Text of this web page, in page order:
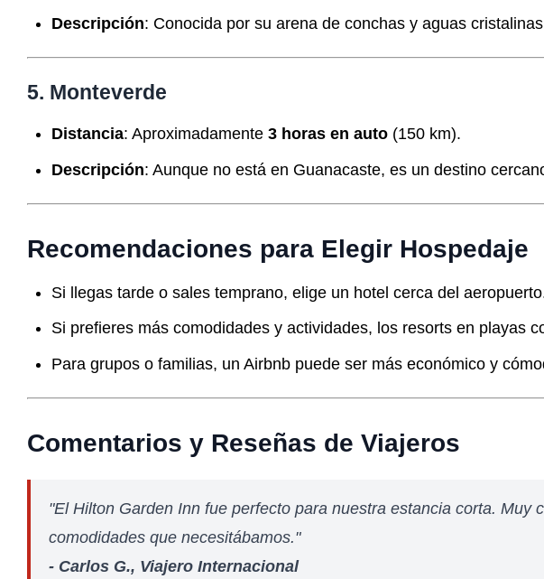
Descripción: Conocida por su arena de conchas y aguas
5. Monteverde
Distancia: Aproximadamente 3 horas en auto (150 km).
Descripción: Aunque no está en Guanacaste, es un destino
Recomendaciones para Elegir Hospedaje
Si llegas tarde o sales temprano, elige un hotel cerca del
Si prefieres más comodidades y actividades, los resorts en playas
Para grupos o familias, un Airbnb puede ser más económico y
Comentarios y Reseñas de Viajeros
"El Hilton Garden Inn fue perfecto para nuestra estancia corta. Muy
comodidades que necesitábamos."
- Carlos G., Viajero Internacional